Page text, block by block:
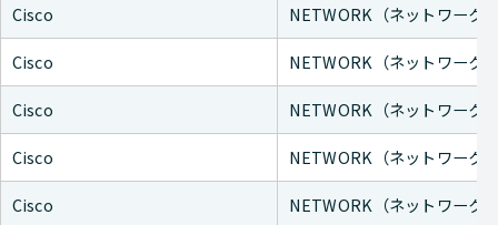
Cisco NETWORK（ネットワーク
Cisco NETWORK（ネットワーク
Cisco NETWORK（ネットワーク
Cisco NETWORK（ネットワーク
Cisco NETWORK（ネットワーク